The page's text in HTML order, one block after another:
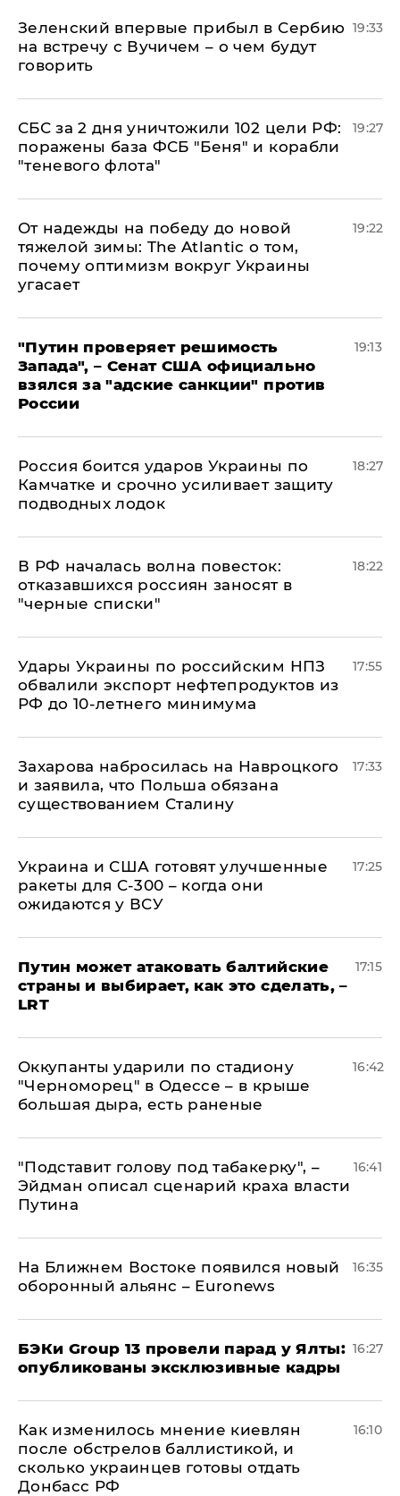
Зеленский впервые прибыл в Сербию
на встречу с Вучичем – о чем будут
говорить
19:33
СБС за 2 дня уничтожили 102 цели РФ:
поражены база ФСБ "Беня" и корабли
"теневого флота"
19:27
От надежды на победу до новой
тяжелой зимы: The Atlantic о том,
почему оптимизм вокруг Украины
угасает
19:22
"Путин проверяет решимость
Запада", – Сенат США официально
взялся за "адские санкции" против
России
19:13
Россия боится ударов Украины по
Камчатке и срочно усиливает защиту
подводных лодок
18:27
​В РФ началась волна повесток:
отказавшихся россиян заносят в
"черные списки"
18:22
Удары Украины по российским НПЗ
обвалили экспорт нефтепродуктов из
РФ до 10-летнего минимума
17:55
​Захарова набросилась на Навроцкого
и заявила, что Польша обязана
существованием Сталину
17:33
Украина и США готовят улучшенные
ракеты для С-300 – когда они
ожидаются у ВСУ
17:25
Путин может атаковать балтийские
страны и выбирает, как это сделать, –
LRT
17:15
Оккупанты ударили по стадиону
"Черноморец" в Одессе – в крыше
большая дыра, есть раненые
16:42
​"Подставит голову под табакерку", –
Эйдман описал сценарий краха власти
Путина
16:41
На Ближнем Востоке появился новый
оборонный альянс – Euronews
16:35
​БЭКи Group 13 провели парад у Ялты:
опубликованы эксклюзивные кадры
16:27
Как изменилось мнение киевлян
после обстрелов баллистикой, и
сколько украинцев готовы отдать
Донбасс РФ
16:10